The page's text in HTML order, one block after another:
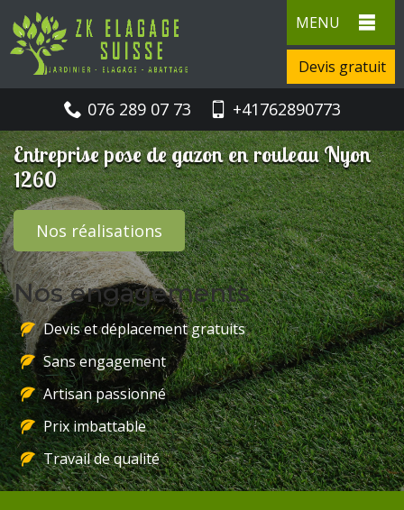
MENU
Devis gratuit
076 289 07 73 +41762890773
Entreprise pose de gazon en rouleau Nyon
1260
Nos réalisations
Nos engagements
Devis et déplacement gratuits
Sans engagement
Artisan passionné
Prix imbattable
Travail de qualité